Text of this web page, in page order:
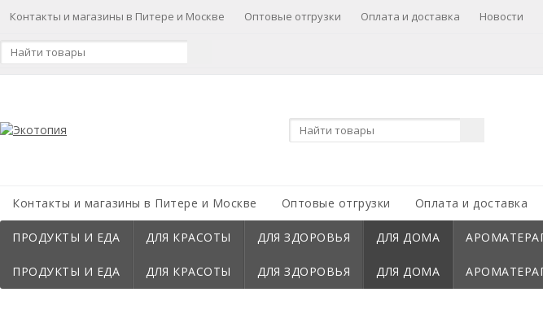
Контакты и магазины в Питере и Москве Оптовые отгрузки Оплата и доставка Новости
Контакты и магазины в Питере и Москве Оптовые отгрузки Оплата и доставка
ПРОДУКТЫ И ЕДА ДЛЯ КРАСОТЫ ДЛЯ ЗДОРОВЬЯ ДЛЯ ДОМА
ПРОДУКТЫ И ЕДА ДЛЯ КРАСОТЫ ДЛЯ ЗДОРОВЬЯ ДЛЯ ДОМА